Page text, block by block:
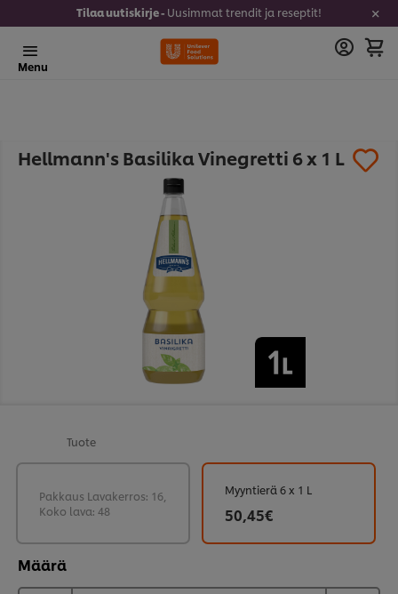
Tilaa uutiskirje - Uusimmat trendit ja reseptit!
Menu
Hellmann's Basilika Vinegretti 6 x 1 L
Tuote
Määrä
Pakkaus Lavakerros: 16,
Koko lava: 48
Myyntierä 6 x 1 L
50,45€